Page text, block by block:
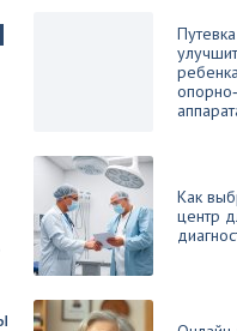
Как
центр